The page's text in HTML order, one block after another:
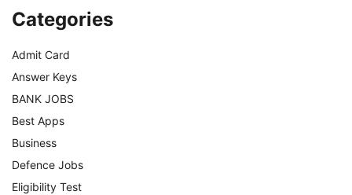
Categories
Admit Card
Answer Keys
BANK JOBS
Best Apps
Business
Defence Jobs
Eligibility Test